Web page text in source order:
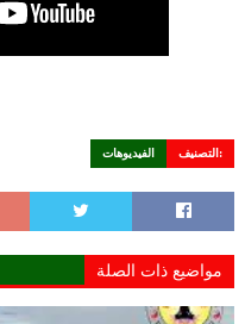
التصنيف: الفيديوهات
مواضيع ذات الصلة